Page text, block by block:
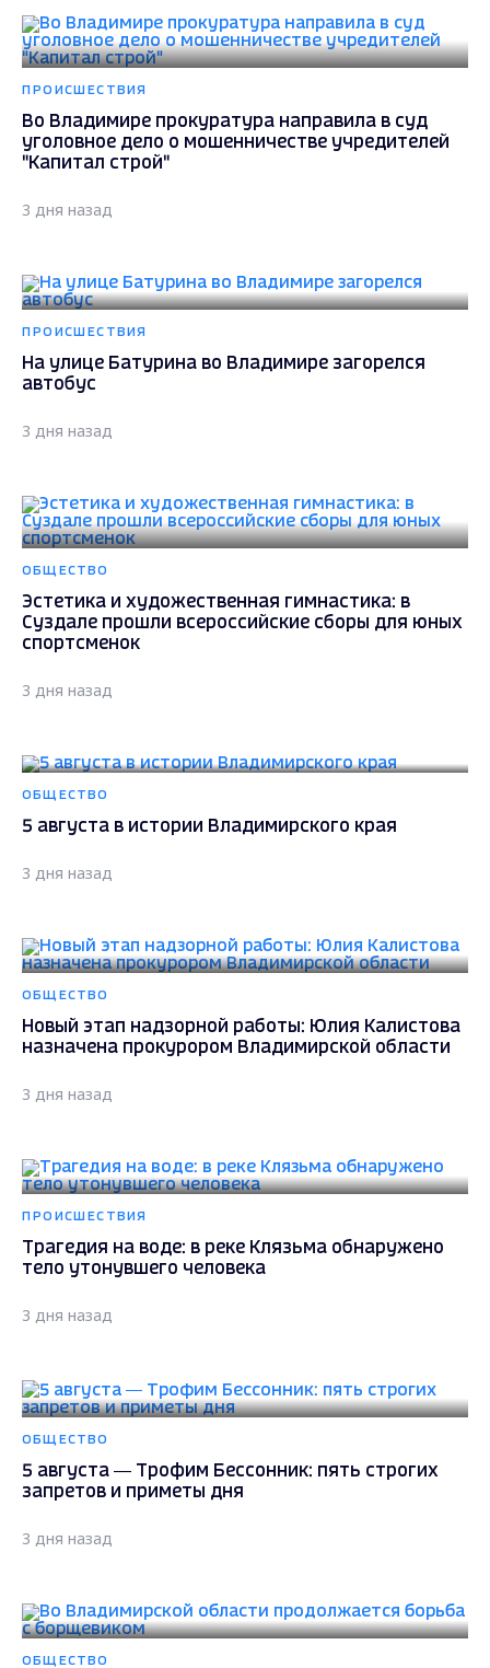
ПРОИСШЕСТВИЯ
Во Владимире прокуратура направила в суд
уголовное дело о мошенничестве учредителей
"Капитал строй"
3 дня назад
ПРОИСШЕСТВИЯ
На улице Батурина во Владимире загорелся
автобус
3 дня назад
ОБЩЕСТВО
Эстетика и художественная гимнастика: в
Суздале прошли всероссийские сборы для юных
спортсменок
3 дня назад
ОБЩЕСТВО
5 августа в истории Владимирского края
3 дня назад
ОБЩЕСТВО
Новый этап надзорной работы: Юлия Калистова
назначена прокурором Владимирской области
3 дня назад
ПРОИСШЕСТВИЯ
Трагедия на воде: в реке Клязьма обнаружено
тело утонувшего человека
3 дня назад
ОБЩЕСТВО
5 августа — Трофим Бессонник: пять строгих
запретов и приметы дня
3 дня назад
ОБЩЕСТВО